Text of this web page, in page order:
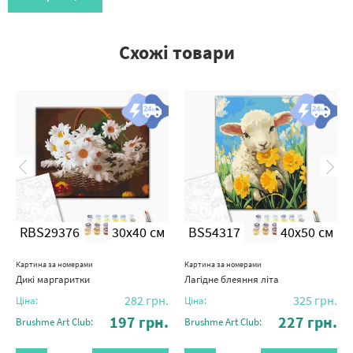
Схожі товари
RBS29376 30x40 см
Картина за номерами
Дикі маргаритки
Ціна: 282 грн.
Brushme Art Club: 197 грн.
BS54317 40x50 см
Картина за номерами
Лагідне блеяння літа
Ціна: 325 грн.
Brushme Art Club: 227 грн.